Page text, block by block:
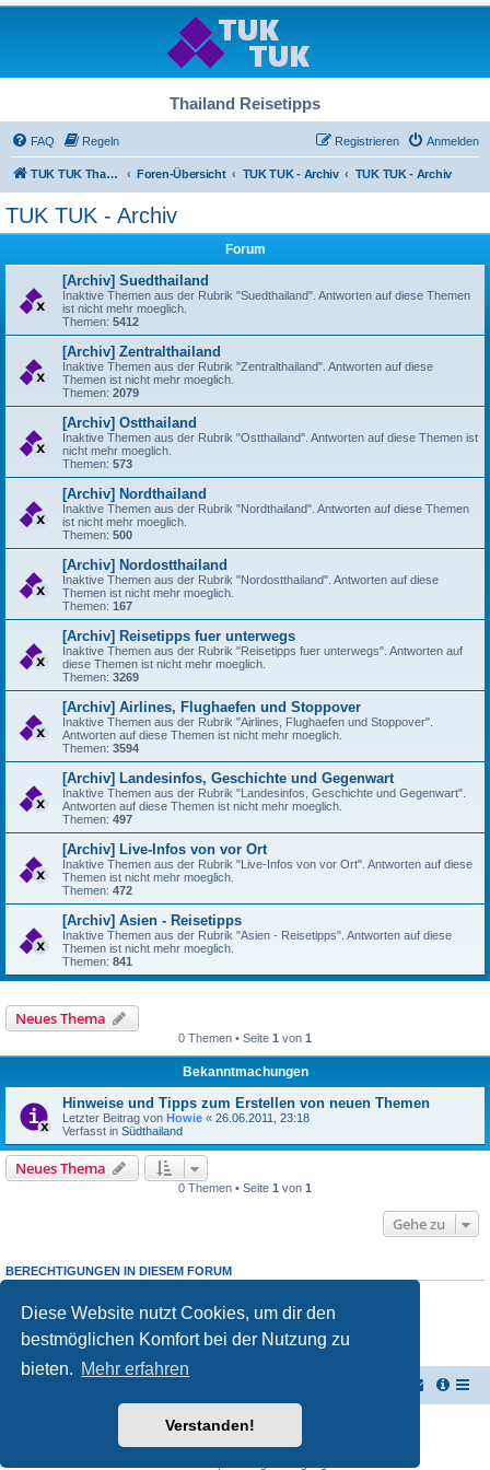
Diese Website nutzt Cookies, um dir den
bestmöglichen Komfort bei der Nutzung zu
bieten. Mehr erfahren
Verstanden!
Thailand Reisetipps
FAQ Regeln Anmelden
Registrieren
TUK TUK Thailand Reisetipps Foren-Übersicht TUK TUK - Archiv TUK TUK - Archiv
TUK TUK - Archiv
Forum
[Archiv] Suedthailand
Inaktive Themen aus der Rubrik "Suedthailand". Antworten auf diese Themen
ist nicht mehr moeglich.
Themen: 5412
[Archiv] Zentralthailand
Inaktive Themen aus der Rubrik "Zentralthailand". Antworten auf diese
Themen ist nicht mehr moeglich.
Themen: 2079
[Archiv] Ostthailand
Inaktive Themen aus der Rubrik "Ostthailand". Antworten auf diese Themen ist
nicht mehr moeglich.
Themen: 573
[Archiv] Nordthailand
Inaktive Themen aus der Rubrik "Nordthailand". Antworten auf diese Themen
ist nicht mehr moeglich.
Themen: 500
[Archiv] Nordostthailand
Inaktive Themen aus der Rubrik "Nordostthailand". Antworten auf diese
Themen ist nicht mehr moeglich.
Themen: 167
[Archiv] Reisetipps fuer unterwegs
Inaktive Themen aus der Rubrik "Reisetipps fuer unterwegs". Antworten auf
diese Themen ist nicht mehr moeglich.
Themen: 3269
[Archiv] Airlines, Flughaefen und Stoppover
Inaktive Themen aus der Rubrik "Airlines, Flughaefen und Stoppover".
Antworten auf diese Themen ist nicht mehr moeglich.
Themen: 3594
[Archiv] Landesinfos, Geschichte und Gegenwart
Inaktive Themen aus der Rubrik "Landesinfos, Geschichte und Gegenwart".
Antworten auf diese Themen ist nicht mehr moeglich.
Themen: 497
[Archiv] Live-Infos von vor Ort
Inaktive Themen aus der Rubrik "Live-Infos von vor Ort". Antworten auf diese
Themen ist nicht mehr moeglich.
Themen: 472
[Archiv] Asien - Reisetipps
Inaktive Themen aus der Rubrik "Asien - Reisetipps". Antworten auf diese
Themen ist nicht mehr moeglich.
Themen: 841
Neues Thema
0 Themen • Seite 1 von 1
Bekanntmachungen
Hinweise und Tipps zum Erstellen von neuen Themen
Letzter Beitrag von Howie « 26.06.2011, 23:18
Verfasst in Südthailand
Neues Thema
0 Themen • Seite 1 von 1
Gehe zu
BERECHTIGUNGEN IN DIESEM FORUM
Du darfst keineAntworten zu Themen in diesem Forum erstellen.
Du darfst deine Beiträge in diesem Forumnichtändern.
Du darfst deine Beiträge in diesem Forum nicht löschen.
keine
Powered byphpBB® Forum Software © phpBB Limited
phpBB.de